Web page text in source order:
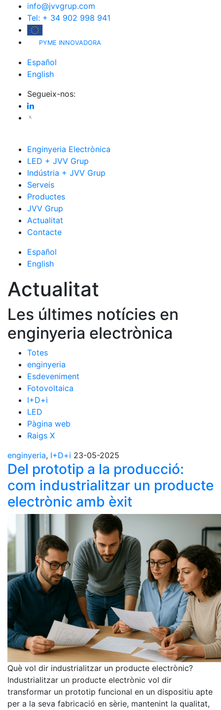
info@jvvgrup.com
Tel: + 34 902 998 941
PYME INNOVADORA
Español
English
Segueix-nos:
Enginyeria Electrònica
LED + JVV Grup
Indústria + JVV Grup
Serveis
Productes
JVV Grup
Actualitat
Contacte
Español
English
Actualitat
Les últimes notícies en
enginyeria electrònica
Totes
enginyeria
Esdeveniment
Fotovoltaica
I+D+i
LED
Pàgina web
Raigs X
enginyeria, I+D+i 23-05-2025
Del prototip a la producció:
com industrialitzar un producte
electrònic amb èxit
Què vol dir industrialitzar un producte electrònic?
Industrialitzar un producte electrònic vol dir
transformar un prototip funcional en un dispositiu apte
per a la seva fabricació en sèrie, mantenint la qualitat,